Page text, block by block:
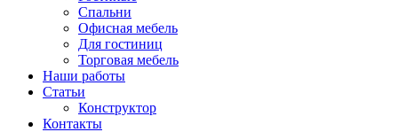
Спальни
Офисная мебель
Для гостиниц
Торговая мебель
Наши работы
Статьи
Конструктор
Контакты